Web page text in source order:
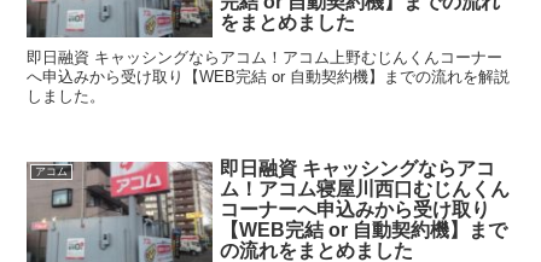
をまとめました
即日融資 キャッシングならアコム！アコム上野むじんくんコーナー
へ申込みから受け取り【WEB完結 or 自動契約機】までの流れを解説
しました。
アコム
即日融資 キャッシングならアコ
ム！アコム寝屋川西口むじんくん
コーナーへ申込みから受け取り
【WEB完結 or 自動契約機】まで
の流れをまとめました